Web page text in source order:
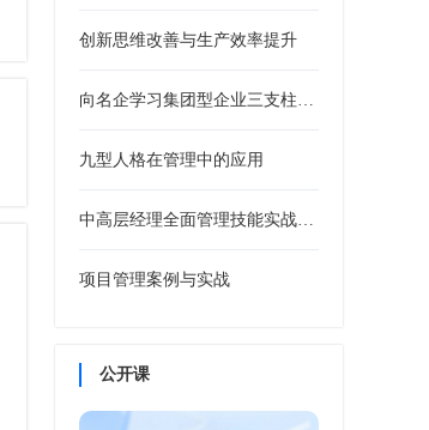
创新思维改善与生产效率提升
九型人格在管理中的应用
项目管理案例与实战
公开课